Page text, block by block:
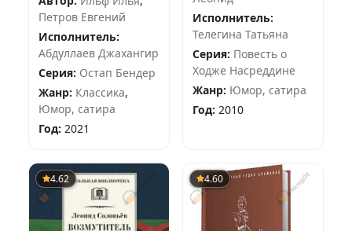
Петров Евгений
Исполнитель:
Абдуллаев Джахангир
Серия: Остап Бендер
Жанр: Классика,
Юмор, сатира
Год: 2021
Исполнитель:
Телегина Татьяна
Серия: Повесть о
Ходже Насреддине
Жанр: Юмор, сатира
Год: 2010
4.62 4.60